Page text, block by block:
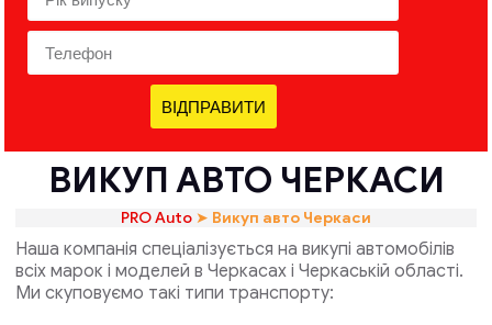
ВІДПРАВИТИ
ВИКУП АВТО ЧЕРКАСИ
PRO Auto ➤ Викуп авто Черкаси
Наша компанія спеціалізується на викупі автомобілів
всіх марок і моделей в Черкасах і Черкаській області.
Ми скуповуємо такі типи транспорту: